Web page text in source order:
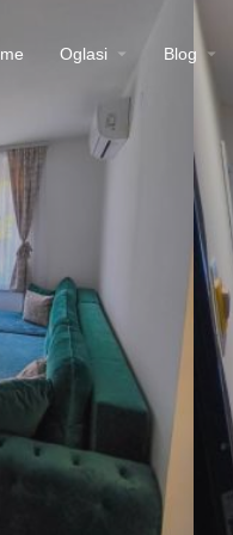
Oglasi Blog